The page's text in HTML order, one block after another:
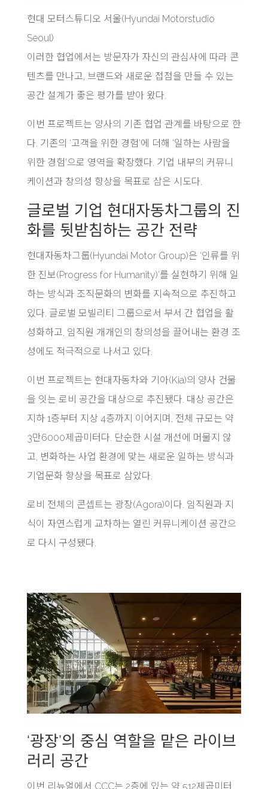
현대 모터스튜디오 서울(Hyundai Motorstudio
Seoul)
이러한 협업에서는 방문자가 자신의 관심사에 따라 콘
텐츠를 만나고, 브랜드와 새로운 접점을 만들 수 있는
공간 설계가 좋은 평가를 받아 왔다.
이번 프로젝트는 양사의 기존 협업 관계를 바탕으로 한
다. 기존의 ‘고객을 위한 경험’에 더해 ‘일하는 사람을
위한 경험’으로 영역을 확장했다. 기업 내부의 커뮤니
케이션과 창의성 향상을 목표로 삼은 시도다.
글로벌 기업 현대자동차그룹의 진
화를 뒷받침하는 공간 전략
현대자동차그룹(Hyundai Motor Group)은 ‘인류를 위
한 진보(Progress for Humanity)’를 실현하기 위해 일
하는 방식과 조직문화의 변화를 지속적으로 추진하고
있다. 글로벌 모빌리티 그룹으로서 부서 간 협업을 활
성화하고, 임직원 개개인의 창의성을 끌어내는 환경 조
성에도 적극적으로 나서고 있다.
이번 프로젝트는 현대자동차와 기아(Kia)의 양사 건물
을 잇는 로비 공간을 대상으로 추진됐다. 대상 공간은
지하 1층부터 지상 4층까지 이어지며, 전체 규모는 약
3만6000제곱미터다. 단순한 시설 개선에 머물지 않
고, 변화하는 사업 환경에 맞는 새로운 일하는 방식과
기업문화 향상을 목표로 삼았다.
로비 전체의 콘셉트는 광장(Agora)이다. 임직원과 지
식이 자연스럽게 교차하는 열린 커뮤니케이션 공간으
로 다시 구성됐다.
‘광장’의 중심 역할을 맡은 라이브
러리 공간
이번 리뉴얼에서 CCC는 2층에 있는 약 512제곱미터